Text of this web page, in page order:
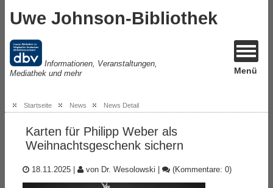
Uwe Johnson-Bibliothek
Informationen, Veranstaltungen,
Mediathek und mehr
Menü
Startseite News News Detail
Karten für Philipp Weber als
Weihnachtsgeschenk sichern
18.11.2025 | von Dr. Wesolowski | (Kommentare: 0)